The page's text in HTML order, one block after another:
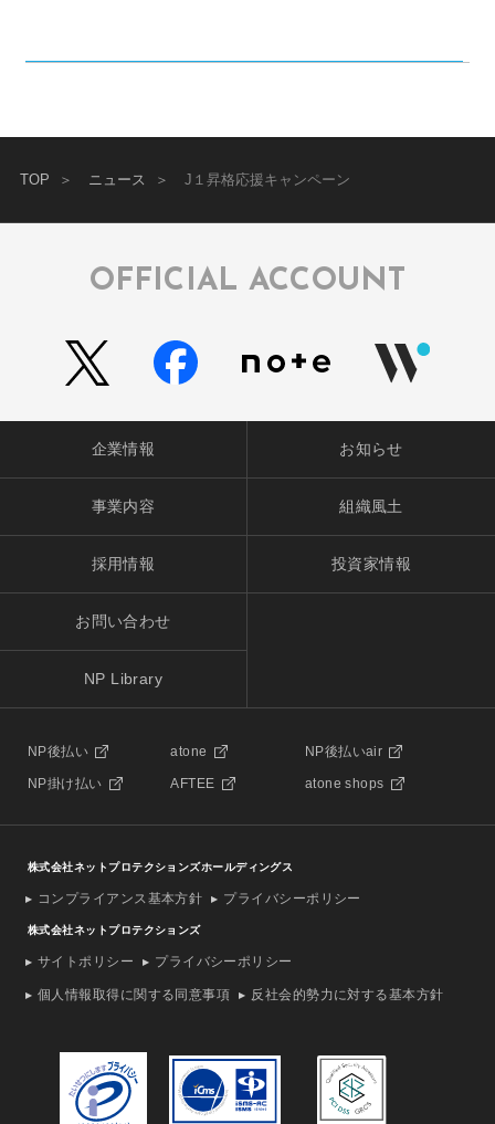
TOP ニュース J１昇格応援キャンペーン
OFFICIAL ACCOUNT
企業情報 お知らせ
事業内容 組織風土
採用情報 投資家情報
お問い合わせ
NP Library
NP後払い atone NP後払いair
NP掛け払い AFTEE atone shops
株式会社ネットプロテクションズホールディングス
コンプライアンス基本方針 プライバシーポリシー
株式会社ネットプロテクションズ
サイトポリシー プライバシーポリシー
個人情報取得に関する同意事項 反社会的勢力に対する基本方針